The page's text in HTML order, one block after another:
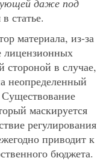
статье.
материала, из-за
лицензионных
стороной в случае,
неопределенный
Существование
маскируется
регулирования
приводит к
бюджета.